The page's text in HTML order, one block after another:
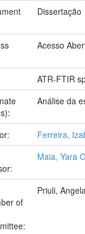
Dissertação
Acesso
ATR-FTIR
Análise da
Ferreira,
Maia, Yara
of
Priuli,